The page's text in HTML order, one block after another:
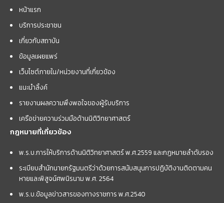
หน้าแรก
บริการประชาชน
เกี่ยวกับสถาบัน
ข้อมูลเผยแพร่
เว็บไซต์ภายใน/หน่วยงานที่เกี่ยวข้อง
แนะนำลิ้งค์
รายงานผลความพึงพอใจของผู้รับบริการ
เครือข่ายความร่วมมือด้านนิติวิทยาศาสตร์
กฎหมายที่เกี่ยวข้อง
พ.ร.บ.การให้บริการด้านนิติวิทยาศาสตร์ พ.ศ.2559 และกฏหมายลำดับรอง
ระเบียบสำนักนายกรัฐมนตรีว่าด้วยการสนับสนุนการปฏิบัติงานติดตามคน
หายและพิสูจน์ศพนิรนาม พ.ศ. 2564
พ.ร.บ.ข้อมูลข่าวสารของทางราชการ พ.ศ.2540